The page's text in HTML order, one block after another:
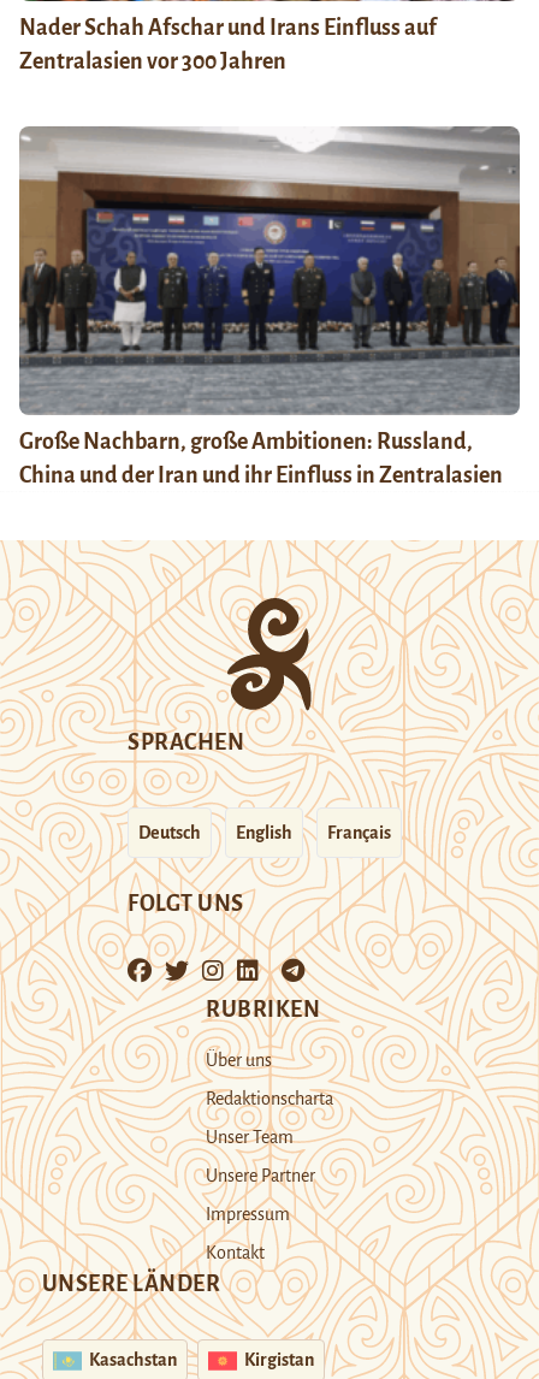
Nader Schah Afschar und Irans Einfluss auf
Zentralasien vor 300 Jahren
Große Nachbarn, große Ambitionen: Russland,
China und der Iran und ihr Einfluss in Zentralasien
SPRACHEN
Deutsch English Français
FOLGT UNS
RUBRIKEN
Über uns
Redaktionscharta
Unser Team
Unsere Partner
Impressum
Kontakt
UNSERE LÄNDER
Kasachstan Kirgistan